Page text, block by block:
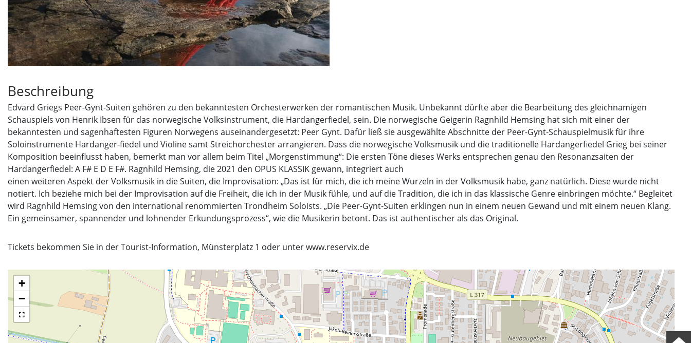
Beschreibung
Edvard Griegs Peer-Gynt-Suiten gehören zu den bekanntesten Orchesterwerken der romantischen Musik. Unbekannt dürfte aber die Bearbeitung des gleichnamigen
Schauspiels von Henrik Ibsen für das norwegische Volksinstrument, die Hardangerfiedel, sein. Die norwegische Geigerin Ragnhild Hemsing hat sich mit einer der
bekanntesten und sagenhaftesten Figuren Norwegens auseinandergesetzt: Peer Gynt. Dafür ließ sie ausgewählte Abschnitte der Peer-Gynt-Schauspielmusik für ihre
Soloinstrumente Hardanger-fiedel und Violine samt Streichorchester arrangieren. Dass die norwegische Volksmusik und die traditionelle Hardangerfiedel Grieg bei seiner
Komposition beeinflusst haben, bemerkt man vor allem beim Titel „Morgenstimmung“: Die ersten Töne dieses Werks entsprechen genau den Resonanzsaiten der
Hardangerfiedel: A F# E D E F#. Ragnhild Hemsing, die 2021 den OPUS KLASSIK gewann, integriert auch
einen weiteren Aspekt der Volksmusik in die Suiten, die Improvisation: „Das ist für mich, die ich meine Wurzeln in der Volksmusik habe, ganz natürlich. Diese wurde nicht
notiert. Ich beziehe mich bei der Improvisation auf die Freiheit, die ich in der Musik fühle, und auf die Tradition, die ich in das klassische Genre einbringen möchte.“ Begleitet
wird Ragnhild Hemsing von den international renommierten Trondheim Soloists. „Die Peer-Gynt-Suiten erklingen nun in einem neuen Gewand und mit einem neuen Klang.
Ein gemeinsamer, spannender und lohnender Erkundungsprozess“, wie die Musikerin betont. Das ist authentischer als das Original.
Tickets bekommen Sie in der Tourist-Information, Münsterplatz 1 oder unterwww.reservix.de
+
−